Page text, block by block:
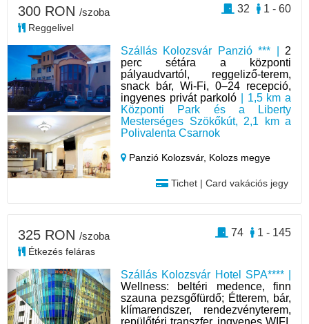
Szállás Kolozsvár Panzió *** | 2
perc sétára a központi
pályaudvartól, reggeliző-terem,
snack bár, Wi-Fi, 0–24 recepció,
ingyenes privát parkoló | 1,5 km a
Központi Park és a Liberty
Mesterséges Szökőkút, 2,1 km a
Polivalenta Csarnok
Panzió Kolozsvár, Kolozs megye
Tichet | Card vakációs jegy
300 RON /szoba
Reggelivel
1 - 60
32
Szállás Kolozsvár Hotel SPA**** |
Wellness: beltéri medence, finn
szauna pezsgőfürdő; Étterem, bár,
klímarendszer, rendezvényterem,
repülőtéri transzfer, ingyenes WIFI,
325 RON /szoba
Étkezés feláras
1 - 145
74